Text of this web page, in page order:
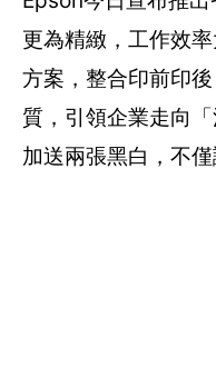
更為精緻，工作效
方案，整合印前印
質，引領企業走向
加送兩張黑白，不